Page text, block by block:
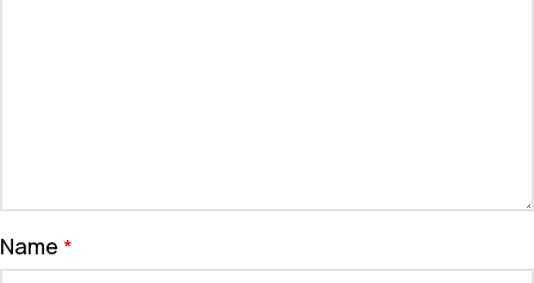
Name *